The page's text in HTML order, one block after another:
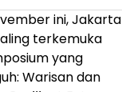
ini,Jakarta
terkemuka
yang
Warisan dan